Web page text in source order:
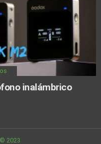
inalámbrico
2023